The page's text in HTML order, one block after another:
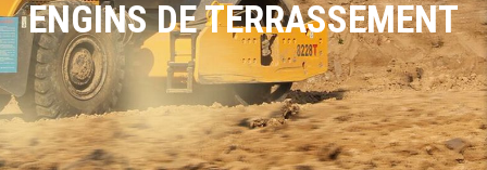
ENGINS DE TERRASSEMENT